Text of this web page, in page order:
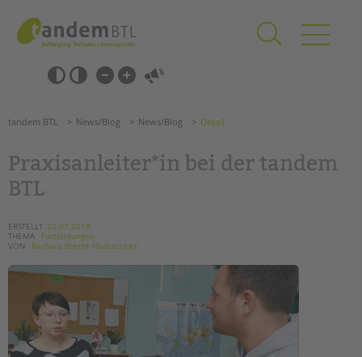
springen
Barrierefrei-
Einstellungen
überspringen
überspringen
SCHULE & GANZTAG
Oberschulen
Förderzentren
Schulbezogene Sozialarbeit
Tagesgruppen
HILFEN ZUR ERZIEHUNG
tandem BTL News/Blog News/Blog Detail
Praxisanleiter*in bei der tandem
BTL
ERSTELLT 22.07.2019
THEMA
Fortbildungen
VON
Barbara Brecht-Hadraschek